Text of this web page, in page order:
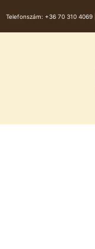
to
content
Telefonszám: +36 70 310 4069 |